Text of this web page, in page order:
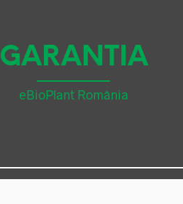
GARANTIA
eBioPlant România